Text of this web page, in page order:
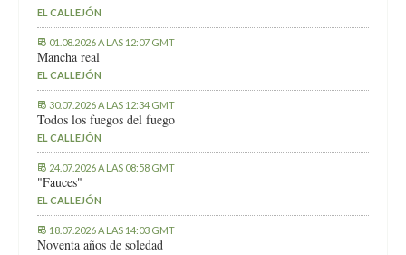
EL CALLEJÓN
01.08.2026 A LAS 12:07 GMT
Mancha real
EL CALLEJÓN
30.07.2026 A LAS 12:34 GMT
Todos los fuegos del fuego
EL CALLEJÓN
24.07.2026 A LAS 08:58 GMT
"Fauces"
EL CALLEJÓN
18.07.2026 A LAS 14:03 GMT
Noventa años de soledad